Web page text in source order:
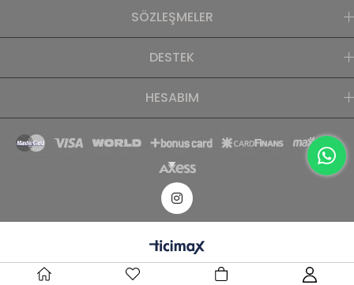
SÖZLEŞMELER
DESTEK
HESABIM